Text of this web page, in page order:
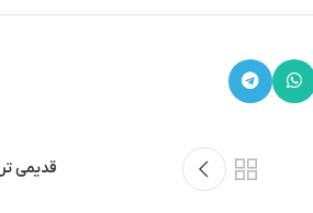
قدیمی تر